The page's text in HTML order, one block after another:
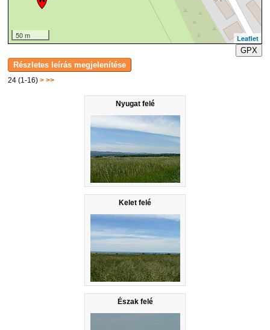
24 (1-16)> >>
Nyugat felé
Kelet felé
Észak felé
50 m
Leaflet
GPX